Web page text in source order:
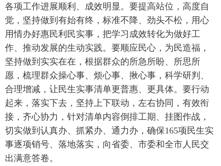
各项工作进展顺利、成效明显。要提高站位，高度自
觉，坚持做到有始有终，标准不降、劲头不松，用心
用情办好惠民利民实事，把学习成效转化为做好工
作、推动发展的生动实践。要顺应民心，为民造福，
坚持做到实实在在，根据群众的所急所盼、所思所
愿，梳理群众操心事、烦心事、揪心事，科学研判、
合理增减，让民生实事清单更普惠、更具体。要行动
起来，落实下去，坚持上下联动，左右协同，有效衔
接，齐心协力，针对清单内容倒排工期、挂图作战，
切实做到认真办、抓紧办、通力办，确保165项民生实
事逐项销号、落地落实，向省委、市委和全市人民交
出满意答卷。